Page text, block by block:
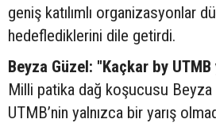
geniş katılımlı organizasyonlar
hedeflediklerini dile getirdi.
Beyza Güzel: "Kaçkar by
Milli patika dağ koşucusu
UTMB’nin yalnızca bir yarış